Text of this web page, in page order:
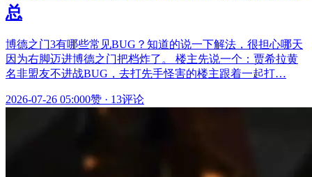
总
博德之门3有哪些常见BUG？知道的说一下解法，很担心哪天
因为右脚迈进博德之门把档炸了。 楼主先说一个：贾希拉黄
名非盟友不进战BUG，去打先手怪害的楼主跟着一起打…
2026-07-26 05:000赞 · 13评论